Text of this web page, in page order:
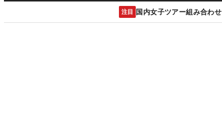
注目 国内女子ツアー組み合わせ